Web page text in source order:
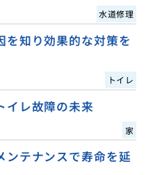
水道修理
を知り効果的な対策を
トイレ
イレ故障の未来
家
ンテナンスで寿命を延